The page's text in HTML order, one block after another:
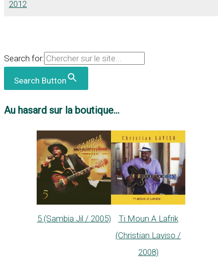
2012
Search for:
Search Button
Au hasard sur la boutique...
5 (Sambia Jil / 2005)
Ti Moun A Lafrik
(Christian Laviso /
2008)